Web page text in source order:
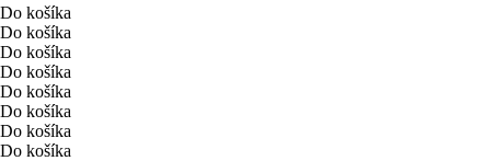
Do košíka
Do košíka
Do košíka
Do košíka
Do košíka
Do košíka
Do košíka
Do košíka